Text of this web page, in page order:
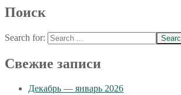
Поиск
Search for:
Свежие записи
Декабрь — январь 2026